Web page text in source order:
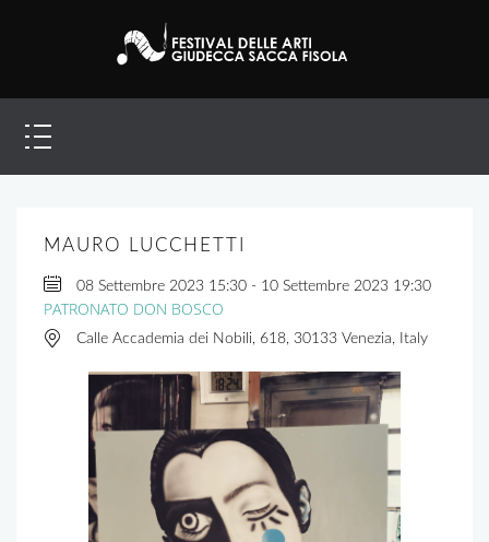
MAURO LUCCHETTI
08 Settembre 2023 15:30 - 10 Settembre 2023 19:30
PATRONATO DON BOSCO
Calle Accademia dei Nobili, 618, 30133 Venezia, Italy